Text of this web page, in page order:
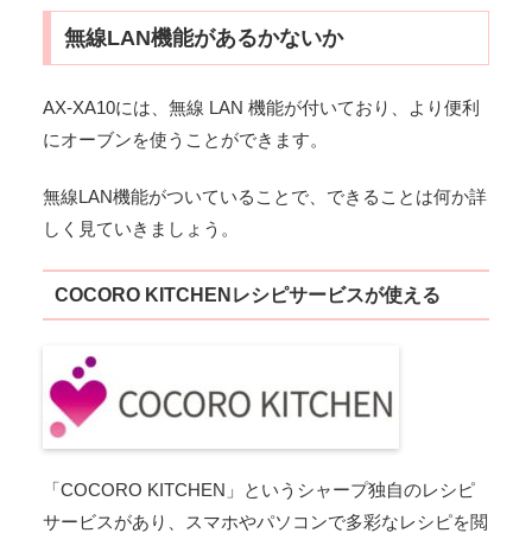
無線LAN機能があるかないか
AX-XA10には、無線 LAN 機能が付いており、より便利
にオーブンを使うことができます。
無線LAN機能がついていることで、できることは何か詳
しく見ていきましょう。
COCORO KITCHENレシピサービスが使える
「COCORO KITCHEN」というシャープ独自のレシピ
サービスがあり、スマホやパソコンで多彩なレシピを閲